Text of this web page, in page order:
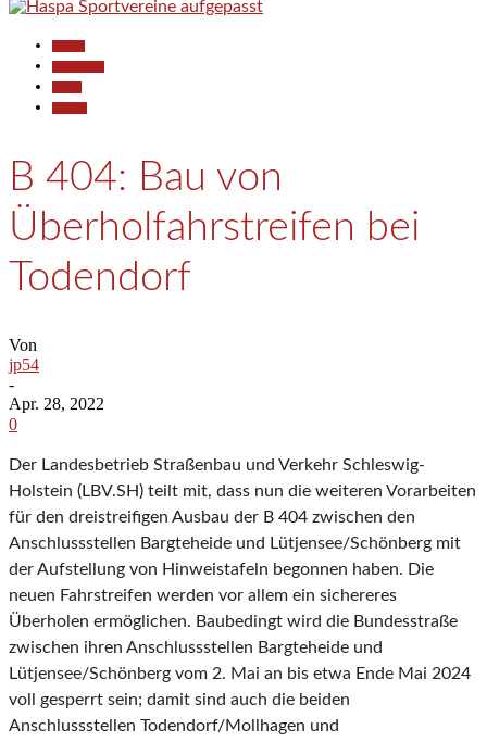
B 404: Bau von
Überholfahrstreifen bei
Todendorf
Von
jp54
-
Apr. 28, 2022
0
Der Landesbetrieb Straßenbau und Verkehr Schleswig-
Holstein (LBV.SH) teilt mit, dass nun die weiteren Vorarbeiten
für den dreistreifigen Ausbau der B 404 zwischen den
Anschlussstellen Bargteheide und Lütjensee/Schönberg mit
der Aufstellung von Hinweistafeln begonnen haben. Die
neuen Fahrstreifen werden vor allem ein sichereres
Überholen ermöglichen. Baubedingt wird die Bundesstraße
zwischen ihren Anschlussstellen Bargteheide und
Lütjensee/Schönberg vom 2. Mai an bis etwa Ende Mai 2024
voll gesperrt sein; damit sind auch die beiden
Anschlussstellen Todendorf/Mollhagen und